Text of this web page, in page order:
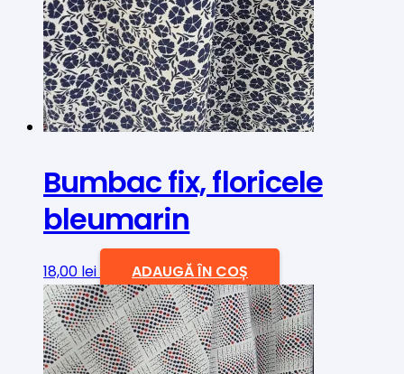
Bumbac fix, floricele
bleumarin
18,00 lei ADAUGĂ ÎN COȘ